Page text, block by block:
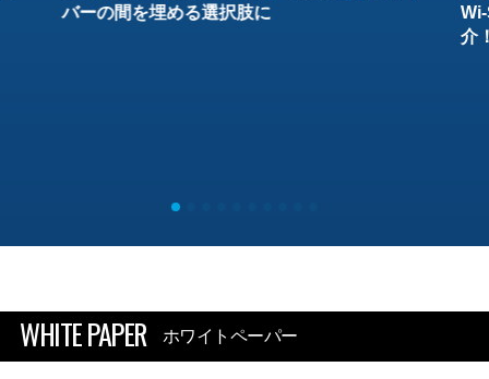
バーの間を埋める選択肢に
介
WHITE PAPER ホワイトペーパー